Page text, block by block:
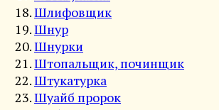
Шлифовщик
Шнур
Шнурки
Штопальщик, починщик
Штукатурка
Шуайб пророк